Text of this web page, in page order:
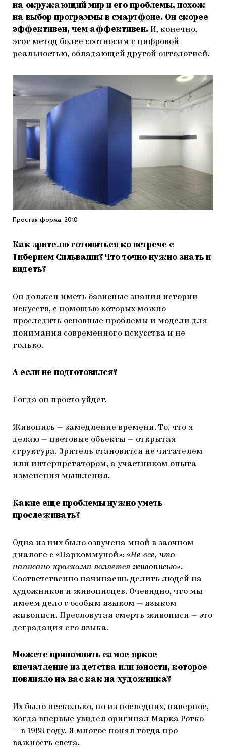
на окружающий мир и его проблемы, похож
на выбор программы в смартфоне. Он скорее
эффективен, чем аффективен. И, конечно,
этот метод более соотносим с цифровой
реальностью, обладающей другой онтологией.
Простая форма. 2010
Как зрителю готовиться ко встрече с
Тиберием Сильваши? Что точно нужно знать и
видеть?
Он должен иметь базисные знания истории
искусств, с помощью которых можно
проследить основные проблемы и модели для
понимания современного искусства и не
только.
А если не подготовился?
Тогда он просто уйдет.
Живопись — замедление времени. То, что я
делаю — цветовые объекты — открытая
структура. Зритель становится не читателем
или интерпретатором, а участником опыта
изменения мышления.
Какие еще проблемы нужно уметь
прослеживать?
Одна из них было озвучена мной в заочном
диалоге с «Паркоммуной»: «Не все, что
написано красками является живописью».
Соответственно начинаешь делить людей на
художников и живописцев. Очевидно, что мы
имеем дело с особым языком — языком
живописи. Пресловутая смерть живописи — это
деградация его языка.
Можете припомнить самое яркое
впечатление из детства или юности, которое
повлияло на вас как на художника?
Их было несколько, но из последних, наверное,
когда впервые увидел оригинал Марка Ротко
— в 1988 году. Я многое понял тогда про
важность света.